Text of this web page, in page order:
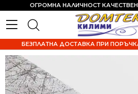
ОГРОМНА НАЛИЧНОСТ
БЕЗПЛАТНА ДОСТАВКА ПРИ